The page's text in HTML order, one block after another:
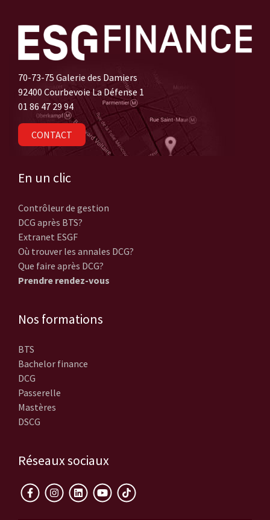
70-73-75 Galerie des Damiers
92400 Courbevoie La Défense 1
01 86 47 29 94
CONTACT
En un clic
Contrôleur de gestion
DCG après BTS?
Extranet ESGF
Où trouver les annales DCG?
Que faire après DCG?
Prendre rendez-vous
Nos formations
BTS
Bachelor finance
DCG
Passerelle
Mastères
DSCG
Réseaux sociaux